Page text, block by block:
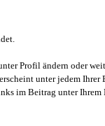
Profil ändern oder
unter jedem Ihrer
im Beitrag unter Ihrem